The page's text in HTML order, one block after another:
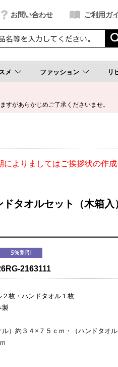
お問い合わせ ご利用ガ
メ ファッション リ
すがあらかじめご了承くださいませ。
よりましてはご挨拶状の作
タオルセット（木箱入
2163111
２枚・ハンドタオル１枚
製
ル）約３４×７５ｃｍ・（ハンドタオル